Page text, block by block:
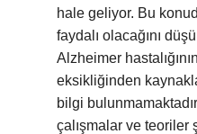
hale geliyor. Bu
faydalı olacağını
Alzheimer
eksikliğinden
bilgi
çalışmalar ve teoriler